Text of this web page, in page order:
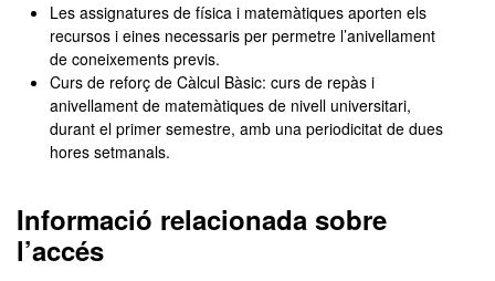
Les assignatures de física i matemàtiques aporten els
recursos i eines necessaris per permetre l’anivellament
de coneixements previs.
Curs de reforç de Càlcul Bàsic: curs de repàs i
anivellament de matemàtiques de nivell universitari,
durant el primer semestre, amb una periodicitat de dues
hores setmanals.
Informació relacionada sobre
l’accés